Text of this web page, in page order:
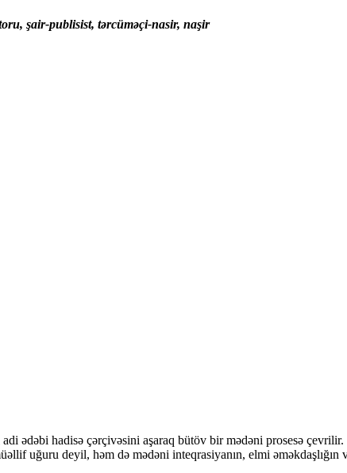
şair-publisist, tərcüməçi-nasir, naşir
ədəbi hadisə çərçivəsini aşaraq bütöv bir mədəni prosesə
uğuru deyil, həm də mədəni inteqrasiyanın, elmi